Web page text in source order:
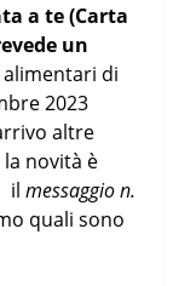
a te (Carta
un
di
2023
altre
novità è
ilmessaggio n.
quali sono